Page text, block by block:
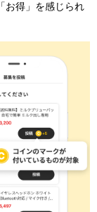
お得」を感じられ